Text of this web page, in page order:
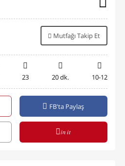
Mutfağı Takip Et
23 20 dk. 10-12
FB'ta Paylaş
in it